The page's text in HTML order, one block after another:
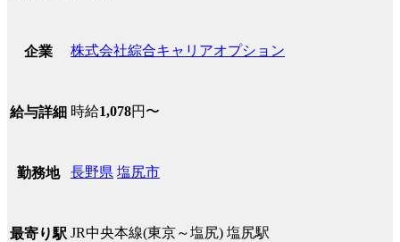
企業 株式会社綜合キャリアオプション
給与詳細 時給1,078円〜
勤務地 長野県 塩尻市
最寄り駅 JR中央本線(東京～塩尻) 塩尻駅